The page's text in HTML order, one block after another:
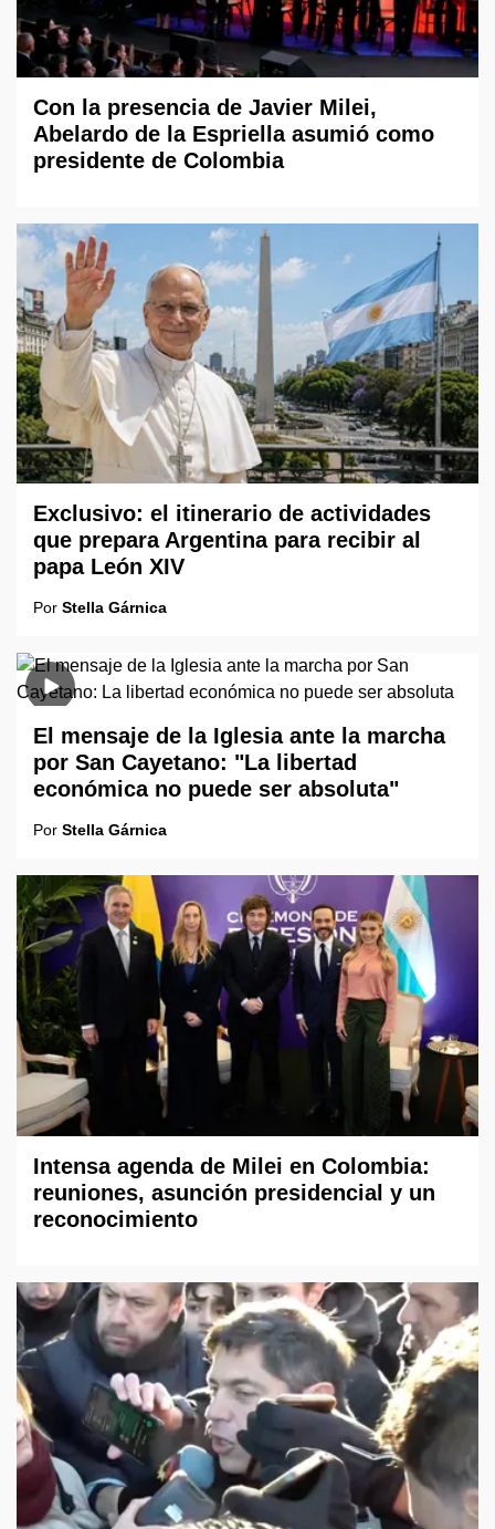
Con la presencia de Javier Milei,
Abelardo de la Espriella asumió como
presidente de Colombia
Exclusivo: el itinerario de actividades
que prepara Argentina para recibir al
papa León XIV
Por Stella Gárnica
El mensaje de la Iglesia ante la marcha
por San Cayetano: "La libertad
económica no puede ser absoluta"
Por Stella Gárnica
Intensa agenda de Milei en Colombia:
reuniones, asunción presidencial y un
reconocimiento